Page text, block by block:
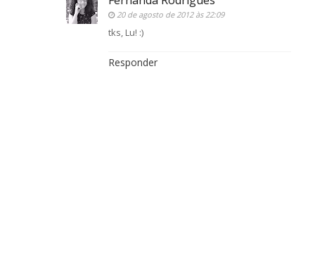
20 de agosto de 2012 às 22:09
tks, Lu! :)
Responder